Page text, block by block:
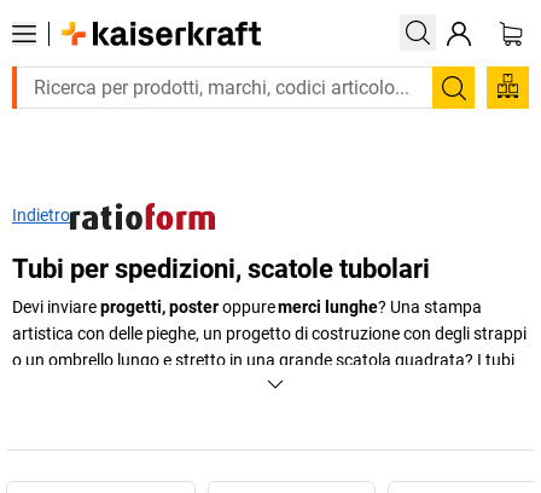
Trova
Indietro
Tubi per spedizioni, scatole tubolari
Devi inviareprogetti, posteroppuremerci lunghe? Una stampa
artistica con delle pieghe, un progetto di costruzione con degli strappi
o un ombrello lungo e stretto in una grande scatola quadrata? I tubi
per spedizioni sono la scelta migliore per tutti i prodotti che